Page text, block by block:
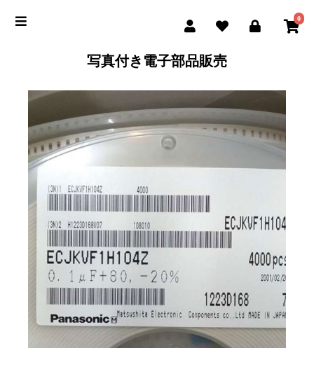
0
写真付き電子部品販売